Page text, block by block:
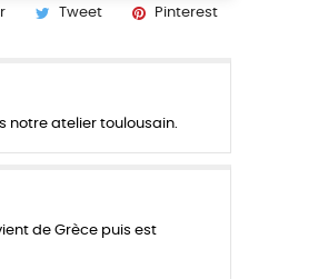
Tweet Pinterest
notre atelier toulousain.
de Grèce puis est